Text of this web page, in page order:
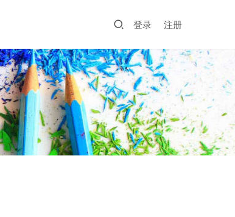
登录 注册